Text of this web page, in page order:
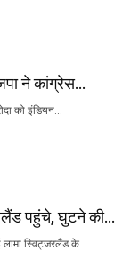
ने कांग्रेस...
को इंडियन...
पहुंचे, घुटने की...
स्विट्जरलैंड के...